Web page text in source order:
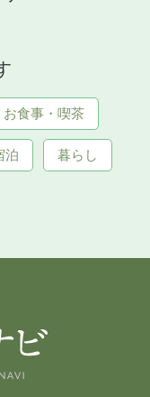
お食事・喫茶
泊 暮らし